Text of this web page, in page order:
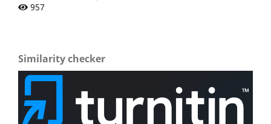
957
Similarity checker